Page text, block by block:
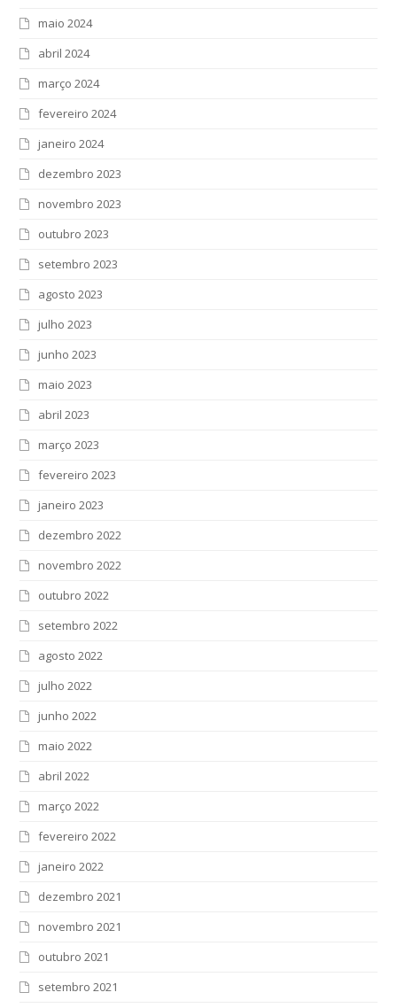
maio 2024
abril 2024
março 2024
fevereiro 2024
janeiro 2024
dezembro 2023
novembro 2023
outubro 2023
setembro 2023
agosto 2023
julho 2023
junho 2023
maio 2023
abril 2023
março 2023
fevereiro 2023
janeiro 2023
dezembro 2022
novembro 2022
outubro 2022
setembro 2022
agosto 2022
julho 2022
junho 2022
maio 2022
abril 2022
março 2022
fevereiro 2022
janeiro 2022
dezembro 2021
novembro 2021
outubro 2021
setembro 2021